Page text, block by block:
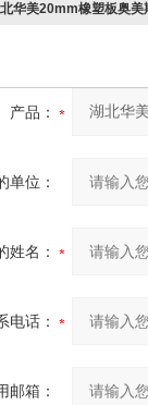
华美20mm橡塑板奥美
产品：
单位：
姓名：
电话：
邮箱：